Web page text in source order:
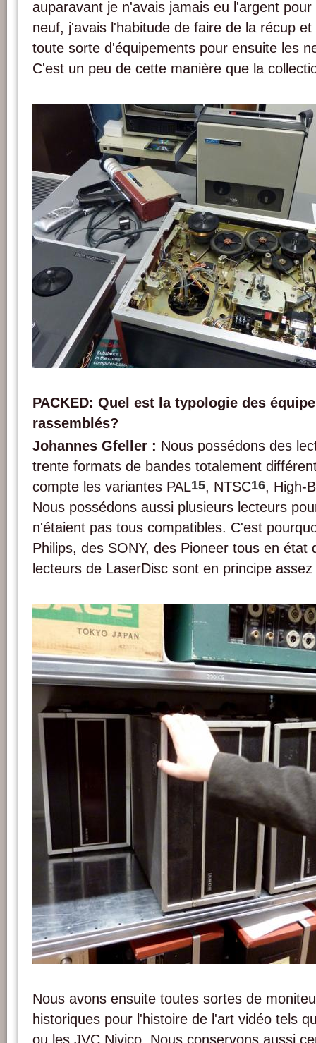
auparavant je n'avais jamais eu l'argent
neuf, j'avais l'habitude de faire de la récup
toute sorte d'équipements pour ensuite les
C'est un peu de cette manière que la
PACKED: Quel est la typologie des
rassemblés?
Johannes Gfeller : Nous possédons des
trente formats de bandes totalement
compte les variantes PAL15, NTSC16, High-
Nous possédons aussi plusieurs lecteurs
n'étaient pas tous compatibles. C'est
Philips, des SONY, des Pioneer tous en état
lecteurs de LaserDisc sont en principe
Nous avons ensuite toutes sortes de
historiques pour l'histoire de l'art vidéo tels
ou les JVC Nivico. Nous conservons aussi